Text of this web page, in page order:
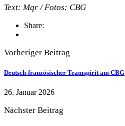
Text: Mqr / Fotos: CBG
Share:
Vorheriger Beitrag
Deutsch‑französischer Teamspirit am CBG
26. Januar 2026
Nächster Beitrag